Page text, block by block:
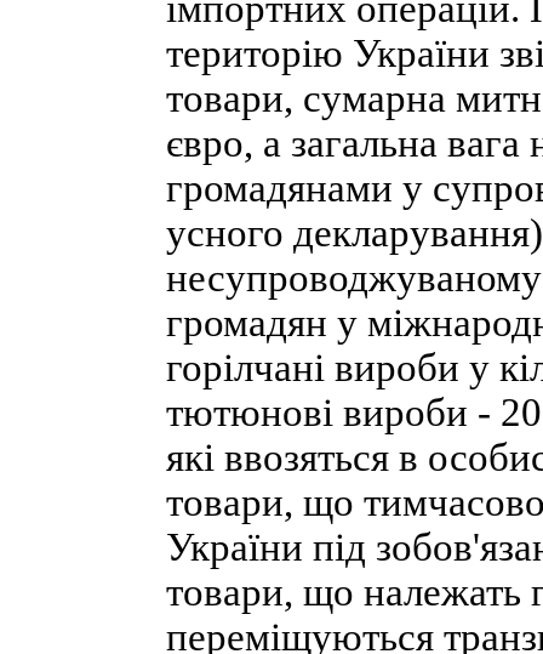
територію України
товари, сумарна
євро, а загальна
громадянами у
усного
несупроводжуваному
громадян у
горілчані вироби у
тютюнові вироби -
які ввозяться в
товари, що
України під
товари, що належать
переміщуються